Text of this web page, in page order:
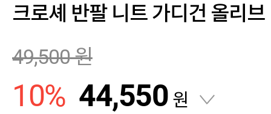
크로셰 반팔 니트 가디건 올리브
49,500원
10% 44,550 원